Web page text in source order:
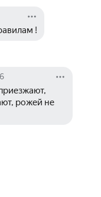
!
рожей не